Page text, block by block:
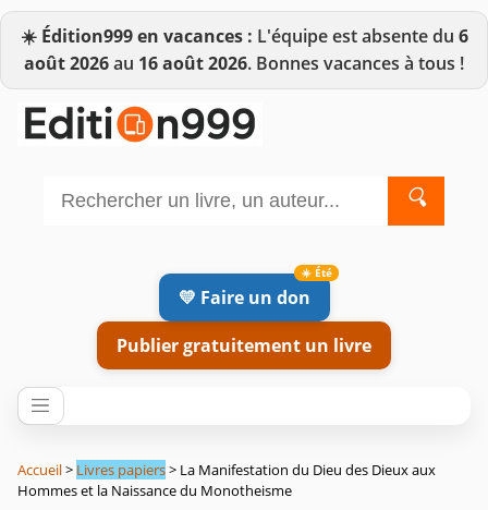
☀️ Édition999 en vacances : L'équipe est absente du 6
août 2026au 16 août 2026. Bonnes vacances à tous !
🔍
💛 Faire un don
Publier gratuitement un livre
Accueil> Livres papiers> La Manifestation du Dieu des Dieux aux
Hommes et la Naissance du Monotheisme